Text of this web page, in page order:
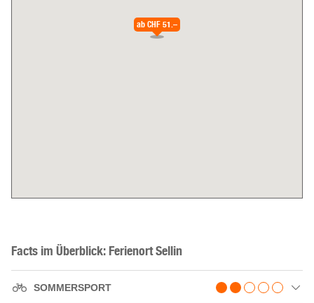
ab CHF 51.–
Facts im Überblick: Ferienort Sellin
SOMMERSPORT